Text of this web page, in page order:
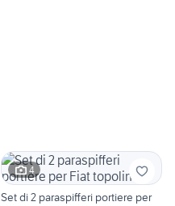
4
Set di 2 paraspifferi portiere per